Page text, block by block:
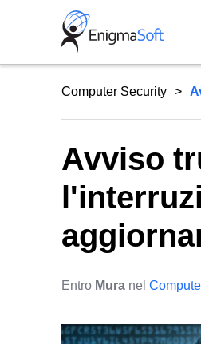
Computer Security
Avviso
Entro Mura nel